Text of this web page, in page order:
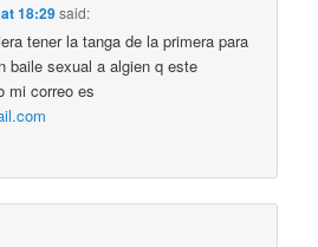
18:29said:
tener la tanga de la primera para
baile sexual a algien q este
mi correo es